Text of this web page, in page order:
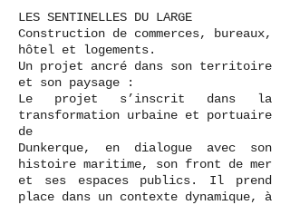
LES SENTINELLES DU LARGE
Construction de commerces, bureaux,
hôtel et logements.
Un projet ancré dans son territoire
et son paysage :
Le projet s’inscrit dans la
transformation urbaine et portuaire
de
Dunkerque, en dialogue avec son
histoire maritime, son front de mer
et ses espaces publics. Il prend
place dans un contexte dynamique, à